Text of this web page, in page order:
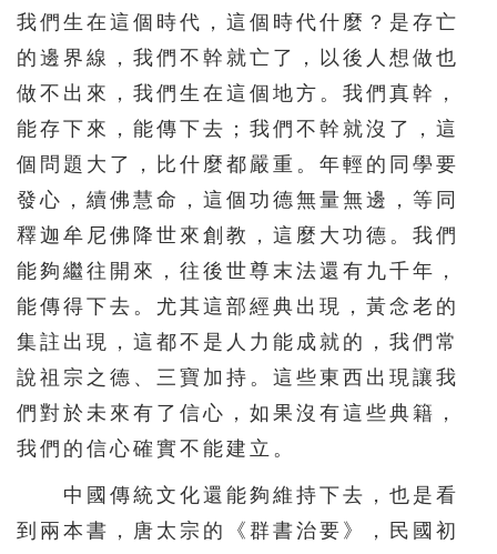
我們生在這個時代，這個時代什麼？是存亡
的邊界線，我們不幹就亡了，以後人想做也
做不出來，我們生在這個地方。我們真幹，
能存下來，能傳下去；我們不幹就沒了，這
個問題大了，比什麼都嚴重。年輕的同學要
發心，續佛慧命，這個功德無量無邊，等同
釋迦牟尼佛降世來創教，這麼大功德。我們
能夠繼往開來，往後世尊末法還有九千年，
能傳得下去。尤其這部經典出現，黃念老的
集註出現，這都不是人力能成就的，我們常
說祖宗之德、三寶加持。這些東西出現讓我
們對於未來有了信心，如果沒有這些典籍，
我們的信心確實不能建立。
中國傳統文化還能夠維持下去，也是看
到兩本書，唐太宗的《群書治要》，民國初